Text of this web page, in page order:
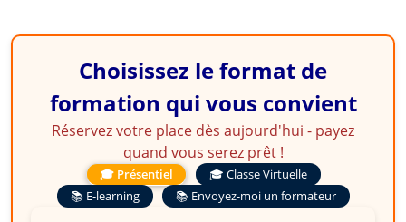
Choisissez le format de
formation qui vous convient
Réservez votre place dès aujourd'hui - payez
quand vous serez prêt !
🎓 Présentiel
🎓 Classe Virtuelle
📚 E-learning
📚 Envoyez-moi un formateur